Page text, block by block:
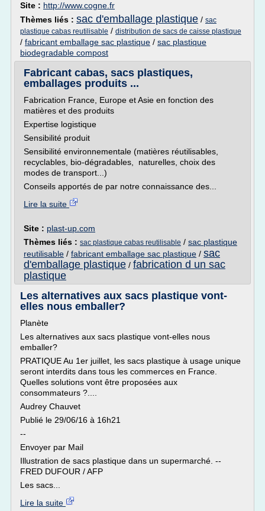
Site : http://www.cogne.fr
Thèmes liés : sac d'emballage plastique / sac
plastique cabas reutilisable / distribution de sacs de caisse plastique
/ fabricant emballage sac plastique / sac plastique
biodegradable compost
Fabricant cabas, sacs plastiques,
emballages produits ...
Fabrication France, Europe et Asie en fonction des
matières et des produits
Expertise logistique
Sensibilité produit
Sensibilité environnementale (matières réutilisables,
recyclables, bio-dégradables, naturelles, choix des
modes de transport...)
Conseils apportés de par notre connaissance des...
Lire la suite
Site : plast-up.com
Thèmes liés : sac plastique cabas reutilisable / sac plastique
reutilisable / fabricant emballage sac plastique / sac
d'emballage plastique / fabrication d un sac
plastique
Les alternatives aux sacs plastique vont-
elles nous emballer?
Planète
Les alternatives aux sacs plastique vont-elles nous
emballer?
PRATIQUE Au 1er juillet, les sacs plastique à usage unique
seront interdits dans tous les commerces en France.
Quelles solutions vont être proposées aux
consommateurs ?....
Audrey Chauvet
Publié le 29/06/16 à 16h21
--
Envoyer par Mail
Illustration de sacs plastique dans un supermarché. --
FRED DUFOUR / AFP
Les sacs...
Lire la suite